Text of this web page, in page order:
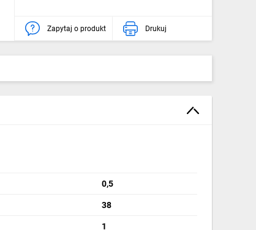
Zapytaj o produkt Drukuj
0,5
38
1